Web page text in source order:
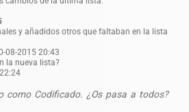
y añadidos otros que faltaban en la lista
08-2015 20:43
la nueva lista?
como Codificado. ¿Os pasa a todos?